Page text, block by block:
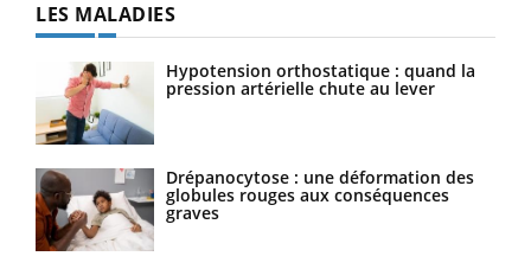
LES MALADIES
Hypotension orthostatique : quand la
pression artérielle chute au lever
Drépanocytose : une déformation des
globules rouges aux conséquences
graves